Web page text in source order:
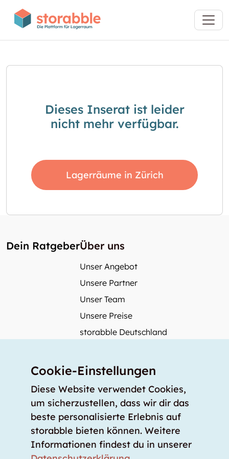
Dieses Inserat ist leider
nicht mehr verfügbar.
Lagerräume in Zürich
Dein RatgeberÜber uns
Unser Angebot
Unsere Partner
Unser Team
Unsere Preise
storabble Deutschland
Mehr über storabble
Medienbeiträge
Wie gross muss ein Lagerraum sein?
Was kostet ein Lagerraum?
Für Lageranbieter
Cookie-Einstellungen
Diese Website verwendet Cookies,
um sicherzustellen, dass wir dir das
beste personalisierte Erlebnis auf
storabble bieten können. Weitere
Informationen findest du in unserer